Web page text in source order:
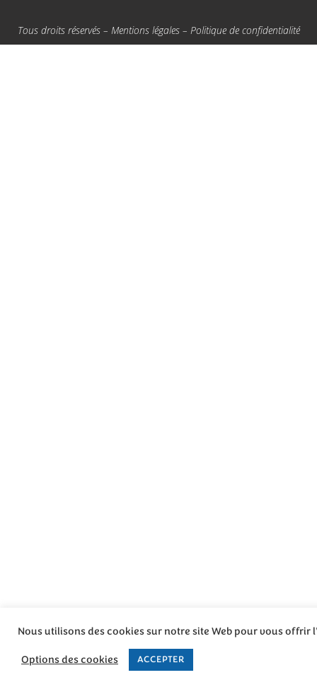
Tous droits réservés – Mentions légales– Politique de confidentialité
Nous utilisons des cookies sur notre site Web pour vous
Options des cookies ACCEPTER